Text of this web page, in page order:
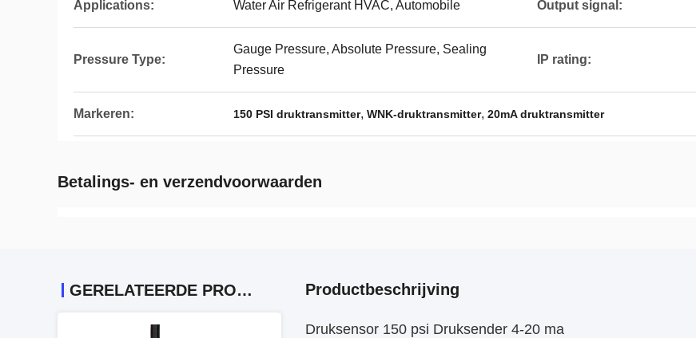
Applications: Water Air Refrigerant HVAC, Automobile Output signal:
Pressure Type:
Gauge Pressure, Absolute Pressure, Sealing
Pressure
IP rating:
Markeren: 150 PSI druktransmitter, WNK-druktransmitter, 20mA druktransmitter
Betalings- en verzendvoorwaarden
GERELATEERDE PRODUCTEN Productbeschrijving
Druksensor 150 psi Druksender 4-20 ma